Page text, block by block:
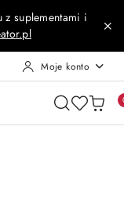
z suplementami i
Moje konto